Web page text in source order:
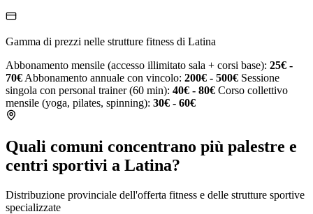
Gamma di prezzi nelle strutture fitness di Latina
Abbonamento mensile (accesso illimitato sala + corsi base): 25€ -
70€ Abbonamento annuale con vincolo: 200€ - 500€ Sessione
singola con personal trainer (60 min): 40€ - 80€ Corso collettivo
mensile (yoga, pilates, spinning): 30€ - 60€
Quali comuni concentrano più palestre e
centri sportivi a Latina?
Distribuzione provinciale dell'offerta fitness e delle strutture sportive
specializzate